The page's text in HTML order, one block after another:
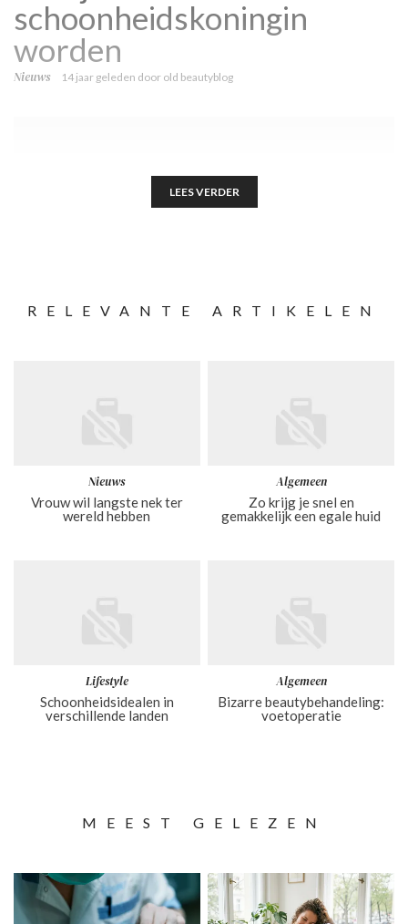
schoonheidskoningin
worden
Nieuws 14 jaar geleden door old beautyblog
LEES VERDER
RELEVANTE ARTIKELEN
Nieuws
Vrouw wil langste nek ter
wereld hebben
Algemeen
Zo krijg je snel en
gemakkelijk een egale huid
Lifestyle
Schoonheidsidealen in
verschillende landen
Algemeen
Bizarre beautybehandeling:
voetoperatie
MEEST GELEZEN